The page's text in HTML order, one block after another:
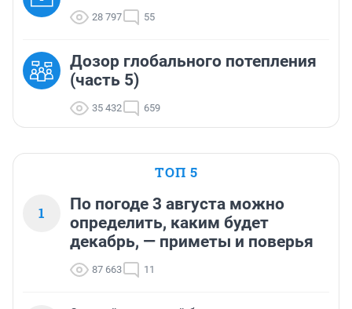
28 797 55
Дозор глобального потепления
(часть 5)
35 432 659
ТОП 5
1
По погоде 3 августа можно
определить, каким будет
декабрь, — приметы и поверья
87 663 11